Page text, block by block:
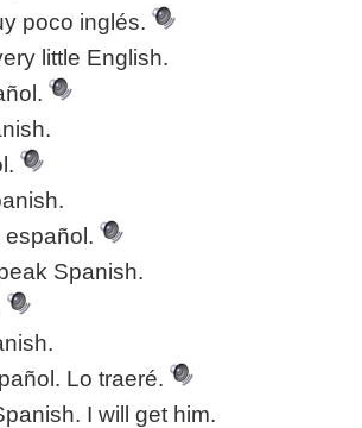
poco inglés.
little English.
español.
Spanish.
Lo traeré.
I will get him.